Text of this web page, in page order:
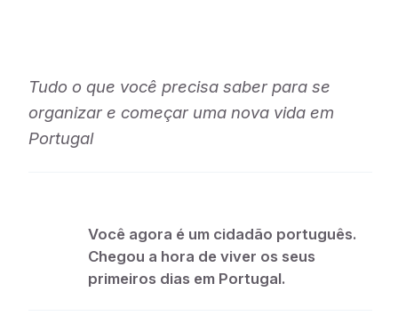
Tudo o que você precisa saber para se
organizar e começar uma nova vida em
Portugal
Você agora é um cidadão português.
Chegou a hora de viver os seus
primeiros dias em Portugal.